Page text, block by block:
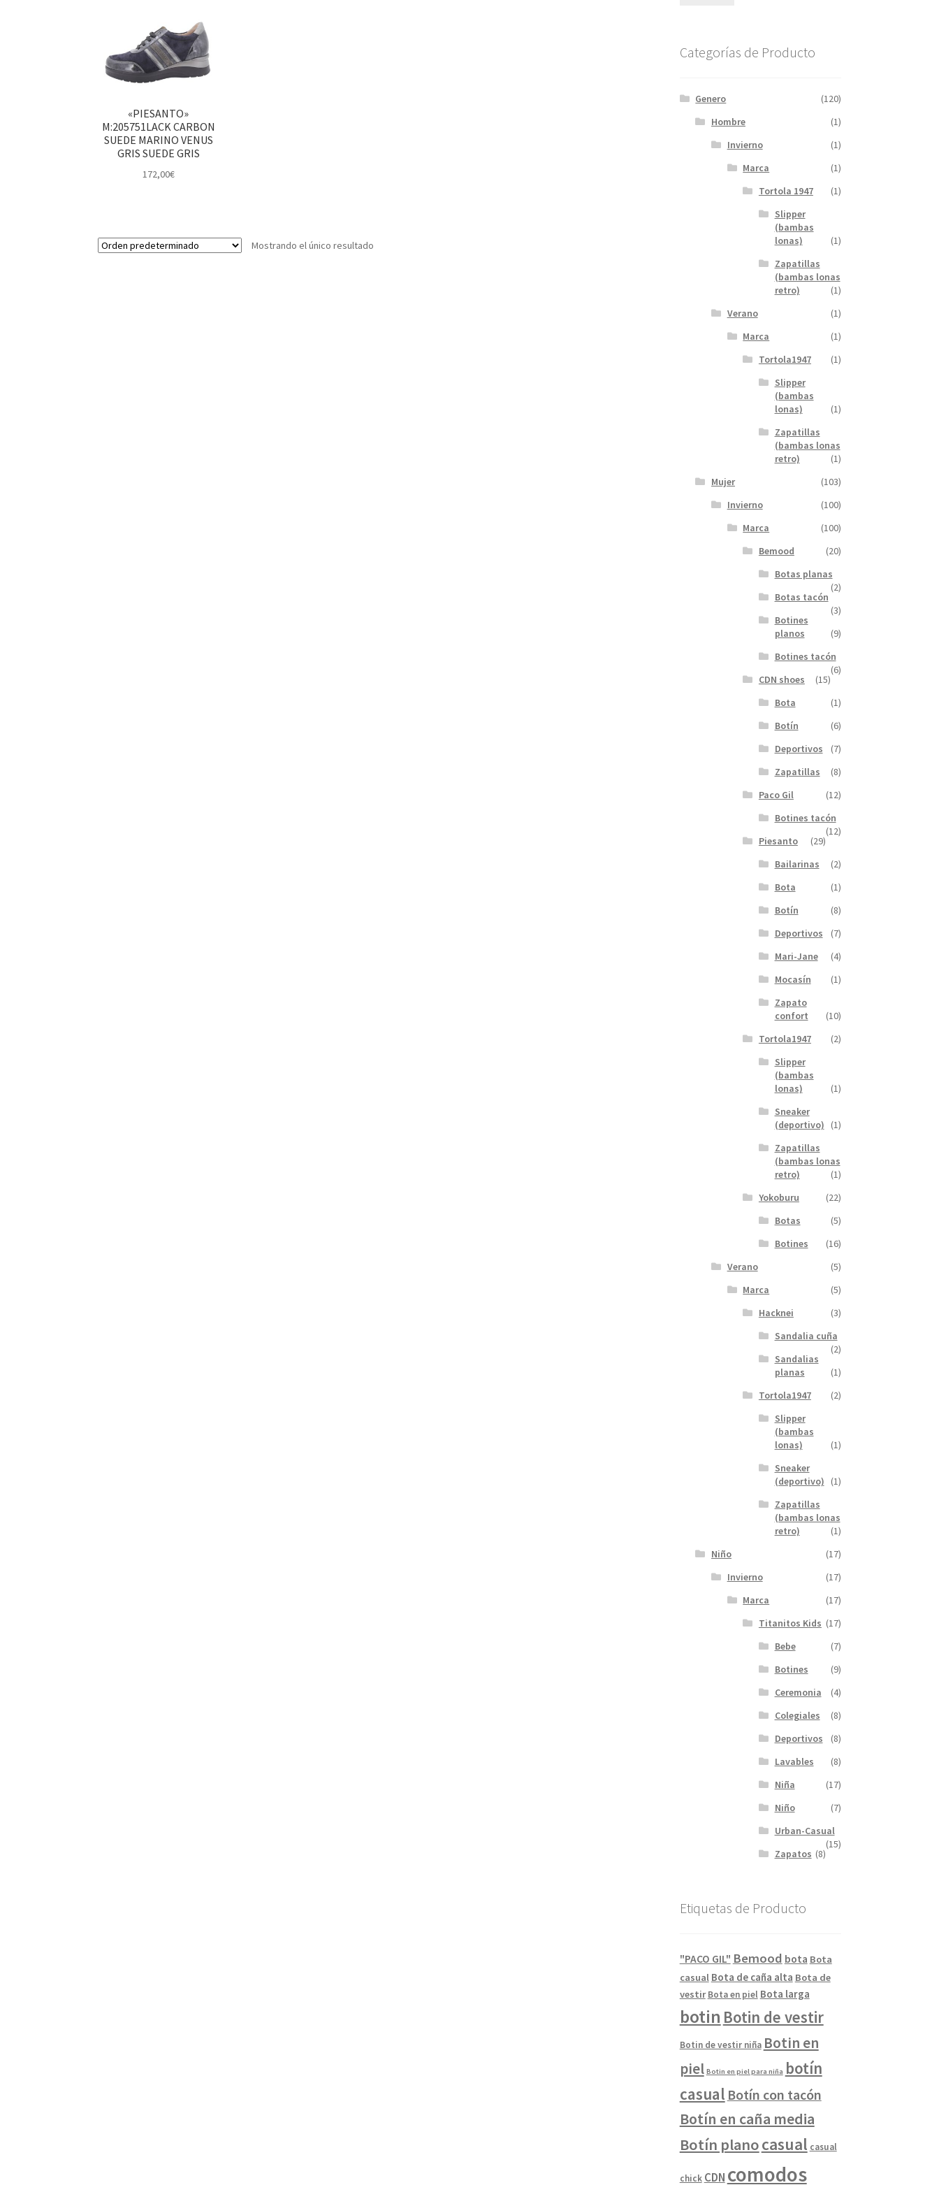
«PIESANTO»
M:205751LACK CARBON
SUEDE MARINO VENUS
GRIS SUEDE GRIS
172,00€
Mostrando el único resultado
Categorías de Producto
Genero
(120)
Hombre
(1)
Invierno
(1)
Marca
(1)
Tortola 1947
(1)
Slipper
(bambas
lonas)
(1)
Zapatillas
(bambas lonas
retro)
(1)
Verano
(1)
Marca
(1)
Tortola1947
(1)
Slipper
(bambas
lonas)
(1)
Zapatillas
(bambas lonas
retro)
(1)
Mujer
(103)
Invierno
(100)
Marca
(100)
Bemood
(20)
Botas planas
(2)
Botas tacón
(3)
Botines
planos
(9)
Botines tacón
(6)
CDN shoes
(15)
Bota
(1)
Botín
(6)
Deportivos
(7)
Zapatillas
(8)
Paco Gil
(12)
Botines tacón
(12)
Piesanto
(29)
Bailarinas
(2)
Bota
(1)
Botín
(8)
Deportivos
(7)
Mari-Jane
(4)
Mocasín
(1)
Zapato
confort
(10)
Tortola1947
(2)
Slipper
(bambas
lonas)
(1)
Sneaker
(deportivo)
(1)
Zapatillas
(bambas lonas
retro)
(1)
Yokoburu
(22)
Botas
(5)
Botines
(16)
Verano
(5)
Marca
(5)
Hacknei
(3)
Sandalia cuña
(2)
Sandalias
planas
(1)
Tortola1947
(2)
Slipper
(bambas
lonas)
(1)
Sneaker
(deportivo)
(1)
Zapatillas
(bambas lonas
retro)
(1)
Niño
(17)
Invierno
(17)
Marca
(17)
Titanitos Kids (17)
Bebe
(7)
Botines
(9)
Ceremonia
(4)
Colegiales
(8)
Deportivos
(8)
Lavables
(8)
Niña
(17)
Niño
(7)
Urban-Casual
(15)
Zapatos (8)
Etiquetas de Producto
"PACO GIL" Bemood bota Bota
casual Bota de caña alta Bota de
vestir Bota en piel Bota larga
botin Botin de vestir
Botin de vestir niña Botin en
piel Botin en piel para niña botín
casual Botín con tacón
Botín en caña media
Botín planocasual casual
chick CDN comodos